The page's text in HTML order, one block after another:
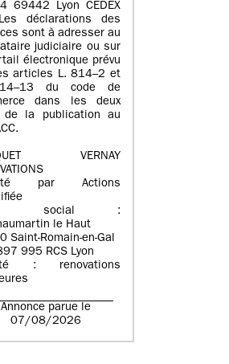
69442 Lyon CEDEX
déclarations des
sont à adresser au
judiciaire ou sur
électronique prévu
articles L. 814–2 et
du code de
dans les deux
de la publication au
VERNAY
par Actions
social :
le Haut
Saint-Romain-en-Gal
995 RCS Lyon
: renovations
Annonce parue le
07/08/2026